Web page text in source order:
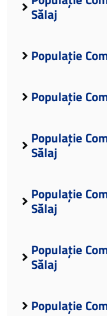
Sălaj
Populație
Populație
Populație
Sălaj
Populație
Sălaj
Populație
Sălaj
Populație